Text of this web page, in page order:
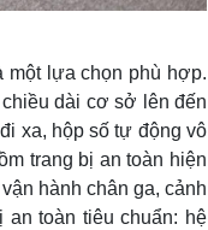
một lựa chọn phù hợp.
dài cơ sở lên đến
xa, hộp số tự động vô
trang bị an toàn hiện
hành chân ga, cảnh
toàn tiêu chuẩn: hệ